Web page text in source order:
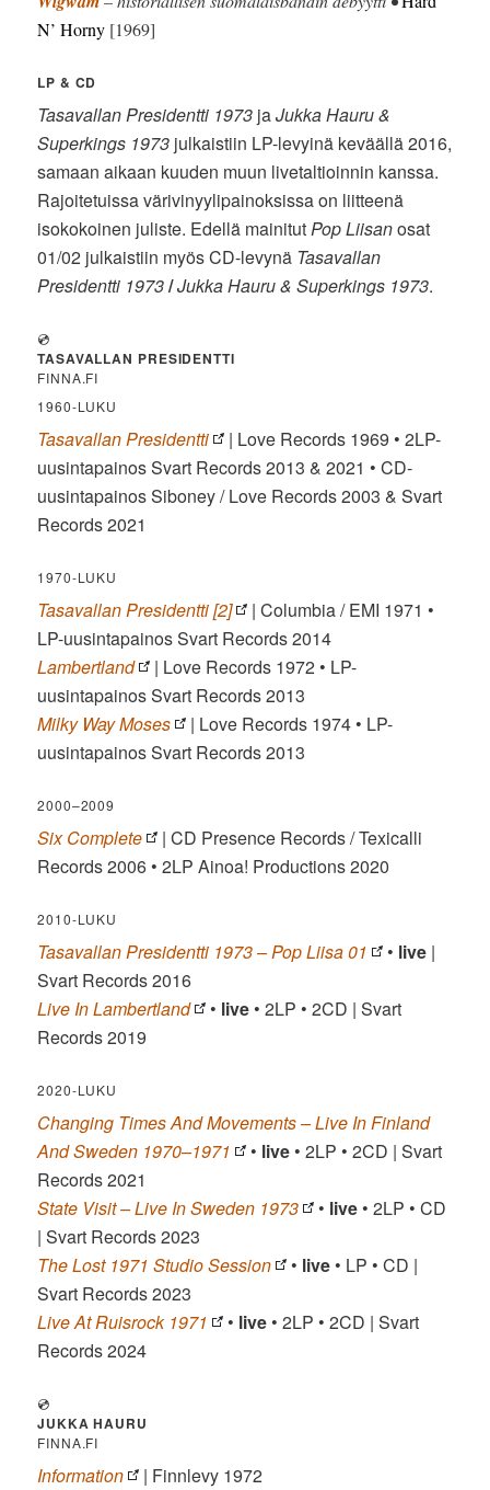
N’ Horny [1969]
LP & CD
Tasavallan Presidentti 1973 jaJukka Hauru &
Superkings 1973 julkaistiin LP-levyinä keväällä 2016,
samaan aikaan kuuden muun livetaltioinnin kanssa.
Rajoitetuissa värivinyylipainoksissa on liitteenä
isokokoinen juliste. Edellä mainitutPop Liisanosat
01/02 julkaistiin myös CD-levynä Tasavallan
Presidentti 1973/Jukka Hauru & Superkings 1973.
💿
TASAVALLAN PRESIDENTTI
FINNA.FI
1960-LUKU
Tasavallan Presidentti
| Love Records 1969 • 2LP-
uusintapainos Svart Records 2013 & 2021 • CD-
uusintapainos Siboney / Love Records 2003 & Svart
Records 2021
1970-LUKU
Tasavallan Presidentti [2]
| Columbia / EMI 1971 •
LP-uusintapainos Svart Records 2014
Lambertland
| Love Records 1972 • LP-
uusintapainos Svart Records 2013
Milky Way Moses
| Love Records 1974 • LP-
uusintapainos Svart Records 2013
2000–2009
Six Complete
| CD Presence Records / Texicalli
Records 2006 • 2LP Ainoa! Productions 2020
2010-LUKU
Tasavallan Presidentti 1973 – Pop Liisa 01 • live |
Svart Records 2016
Live In Lambertland
• live • 2LP • 2CD | Svart
Records 2019
2020-LUKU
Changing Times And Movements – Live In Finland
And Sweden 1970–1971
• live • 2LP • 2CD | Svart
Records 2021
State Visit – Live In Sweden 1973
• live • 2LP • CD
| Svart Records 2023
The Lost 1971 Studio Session
• live • LP • CD |
Svart Records 2023
Live At Ruisrock 1971
• live • 2LP • 2CD | Svart
Records 2024
💿
JUKKA HAURU
FINNA.FI
Information
| Finnlevy 1972